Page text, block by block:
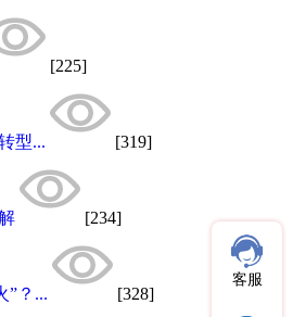
[225]
型... [319]
[234]
”？... [328]
客服